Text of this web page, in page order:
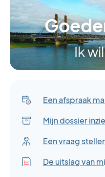
Ik
Een afspraak
Mijn dossier
Een vraag
De uitslag van